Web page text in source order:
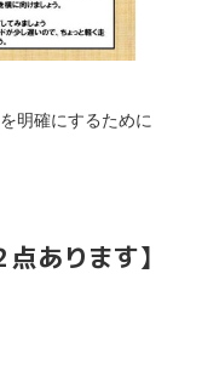
明確にするために
点あります】